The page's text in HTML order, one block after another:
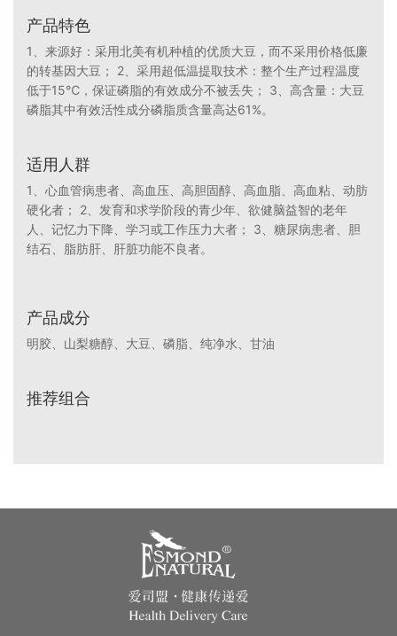
产品特色
1、来源好：采用北美有机种植的优质大豆，而不采用价格低廉
的转基因大豆； 2、采用超低温提取技术：整个生产过程温度
低于15℃，保证磷脂的有效成分不被丢失； 3、高含量：大豆
磷脂其中有效活性成分磷脂质含量高达61%。
适用人群
1、心血管病患者、高血压、高胆固醇、高血脂、高血粘、动肪
硬化者； 2、发育和求学阶段的青少年、欲健脑益智的老年
人、记忆力下降、学习或工作压力大者； 3、糖尿病患者、胆
结石、脂肪肝、肝脏功能不良者。
产品成分
明胶、山梨糖醇、大豆、磷脂、纯净水、甘油
推荐组合